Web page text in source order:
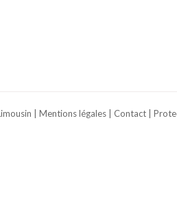
| Mentions légales Contact